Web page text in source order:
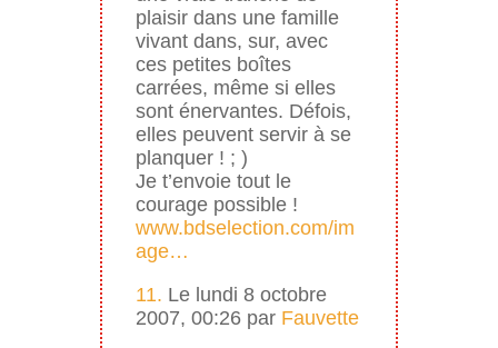
plaisir dans une famille
vivant dans, sur, avec
ces petites boîtes
carrées, même si elles
sont énervantes. Défois,
elles peuvent servir à se
planquer ! ; )
Je t’envoie tout le
courage possible !
www.bdselection.com/im
age…
11. Le lundi 8 octobre
2007, 00:26 par Fauvette